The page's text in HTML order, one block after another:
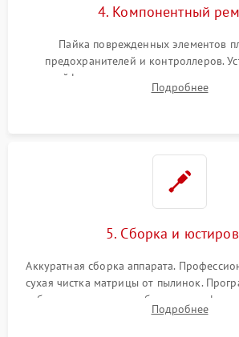
4. Компонентный
Пайка поврежденных элементов
предохранителей и контроллеров.
шлейфов, дисплея, механизма затвора
автофокуса. Восстановление геометрии
Подробнее
5. Сборка и
Аккуратная сборка аппарата.
сухая чистка матрицы от пылинок.
рабочего отрезка, калибровка
экспозамера с помощью
Подробнее